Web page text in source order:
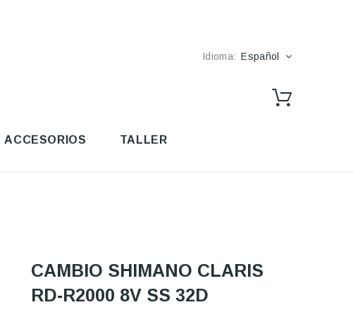
Idioma: Español
ACCESORIOS TALLER
CAMBIO SHIMANO CLARIS
RD-R2000 8V SS 32D